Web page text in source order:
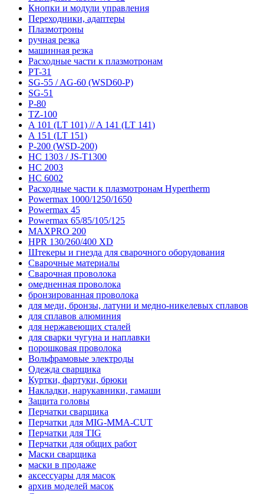
Кнопки и модули управления
Переходники, адаптеры
Плазмотроны
ручная резка
машинная резка
Расходные части к плазмотронам
PT-31
SG-55 / AG-60 (WSD60-P)
SG-51
P-80
TZ-100
A 101 (LT 101) // A 141 (LT 141)
A 151 (LT 151)
P-200 (WSD-200)
HC 1303 / JS-T1300
HC 2003
HC 6002
Расходные части к плазмотронам Hypertherm
Powermax 1000/1250/1650
Powermax 45
Powermax 65/85/105/125
MAXPRO 200
HPR 130/260/400 XD
Штекеры и гнезда для сварочного оборудования
Сварочные материалы
Сварочная проволока
омедненная проволока
бронзированная проволока
для меди, бронзы, латуни и медно-никелевых сплавов
для сплавов алюминия
для нержавеющих сталей
для сварки чугуна и наплавки
порошковая проволока
Вольфрамовые электроды
Одежда сварщика
Куртки, фартуки, брюки
Накладки, нарукавники, гамаши
Защита головы
Перчатки сварщика
Перчатки для MIG-MMA-CUT
Перчатки для TIG
Перчатки для общих работ
Маски сварщика
маски в продаже
аксессуары для масок
архив моделей масок